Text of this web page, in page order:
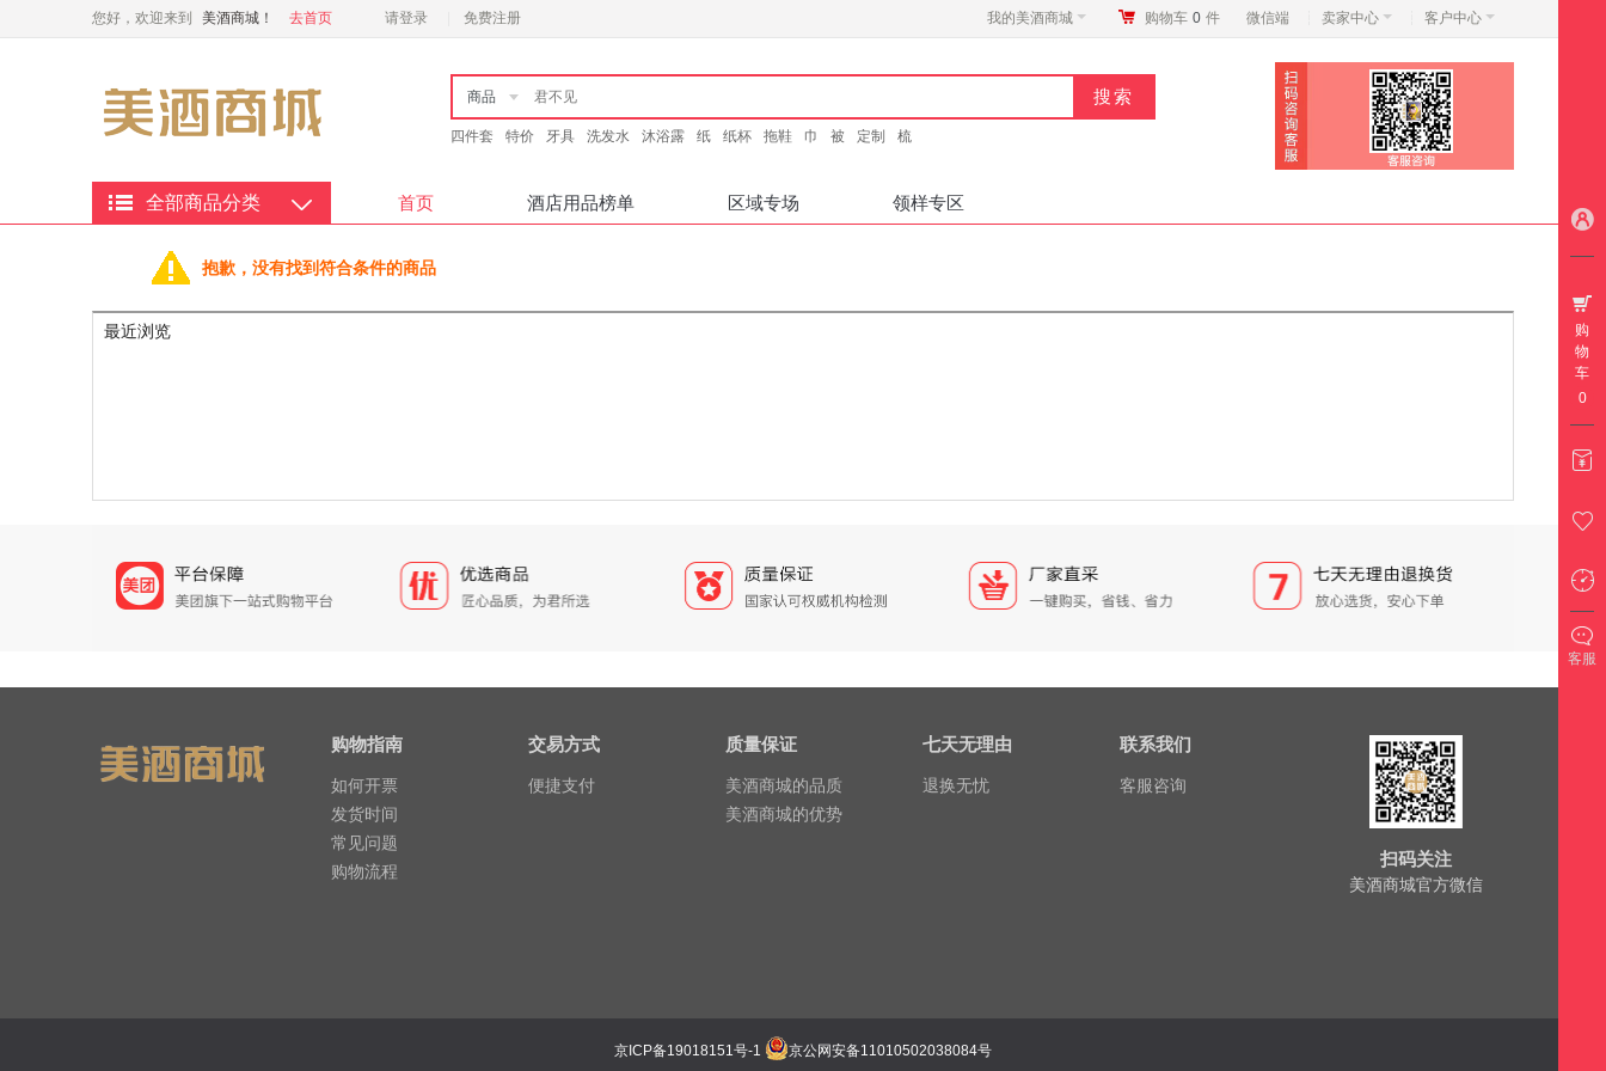
您好，欢迎来到 美酒商城！ 去首页 请登录 免费注册 我的美酒商城 购物车 0 件 微信端 卖家中心 客户中心
商品
四件套 特价 牙具 洗发水 沐浴露 纸 纸杯 拖鞋 巾 被 定制 梳
全部商品分类 首页 酒店用品榜单 区域专场 领样专区
购
物
车
0
客服
抱歉，没有找到符合条件的商品
最近浏览
购物指南
如何开票
发货时间
常见问题
购物流程
交易方式
便捷支付
质量保证
美酒商城的品质
美酒商城的优势
七天无理由
退换无忧
联系我们
客服咨询
扫码关注
美酒商城官方微信
京ICP备19018151号-1 京公网安备11010502038084号